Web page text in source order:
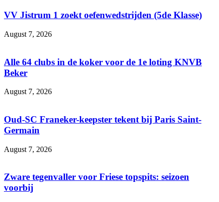
VV Jistrum 1 zoekt oefenwedstrijden (5de Klasse)
August 7, 2026
Alle 64 clubs in de koker voor de 1e loting KNVB
Beker
August 7, 2026
Oud-SC Franeker-keepster tekent bij Paris Saint-
Germain
August 7, 2026
Zware tegenvaller voor Friese topspits: seizoen
voorbij